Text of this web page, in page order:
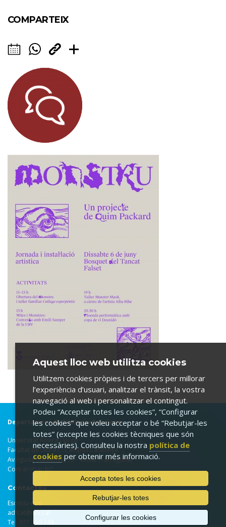
COMPARTEIX
Departament de Filologia Catalana
Universitat Rovira i Virgili
Facultat de Lletres - Campus Catalunya
Avinguda Catalunya, 35 - 43002 (Tarragona)
Com arribar-hi?
Contacteu
Escriviu-nos
adfcat@urv.cat
Tel. 977 559 743
Aquest lloc web utilitza cookies
Utilitzem cookies pròpies i de tercers per millorar
l’experiència d’usuari, analitzar el trànsit, la vostra
navegació al web i personalitzar el contingut.
Podeu “Acceptar totes les cookies”, “Configurar
les cookies” que voleu acceptar o bé “Rebutjar-les
totes” (excepte les cookies tècniques que són
necessàries). Consulteu la nostra política de
cookies per obtenir més informació.
Accepta totes les cookies
Rebutjar-les totes
Configurar les cookies